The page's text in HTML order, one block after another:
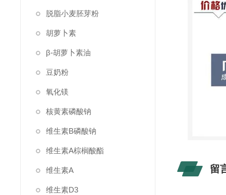
脱脂小麦胚芽粉
胡萝卜素
β-胡萝卜素油
豆奶粉
氧化镁
核黄素磷酸钠
维生素B磷酸钠
维生素A棕榈酸酯
维生素A
维生素D3
留